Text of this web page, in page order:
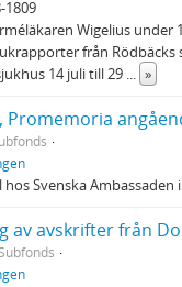
1809
Wigelius under
från Rödbäcks
14 juli till 29 ... »
Svenska Ambassaden
Subfonds